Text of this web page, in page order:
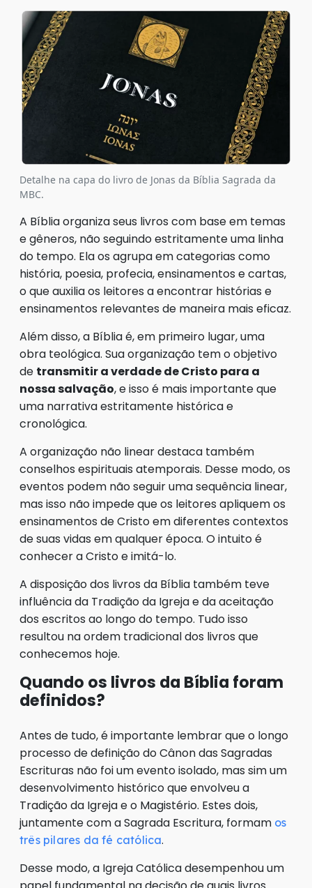
Detalhe na capa do livro de Jonas da Bíblia Sagrada da
MBC.
A Bíblia organiza seus livros com base em temas
e gêneros, não seguindo estritamente uma linha
do tempo. Ela os agrupa em categorias como
história, poesia, profecia, ensinamentos e cartas,
o que auxilia os leitores a encontrar histórias e
ensinamentos relevantes de maneira mais eficaz.
Além disso, a Bíblia é, em primeiro lugar, uma
obra teológica. Sua organização tem o objetivo
de transmitir a verdade de Cristo para a
nossa salvação, e isso é mais importante que
uma narrativa estritamente histórica e
cronológica.
A organização não linear destaca também
conselhos espirituais atemporais. Desse modo, os
eventos podem não seguir uma sequência linear,
mas isso não impede que os leitores apliquem os
ensinamentos de Cristo em diferentes contextos
de suas vidas em qualquer época. O intuito é
conhecer a Cristo e imitá-lo.
A disposição dos livros da Bíblia também teve
influência da Tradição da Igreja e da aceitação
dos escritos ao longo do tempo. Tudo isso
resultou na ordem tradicional dos livros que
conhecemos hoje.
Quando os livros da Bíblia foram
definidos?
Antes de tudo, é importante lembrar que o longo
processo de definição do Cânon das Sagradas
Escrituras não foi um evento isolado, mas sim um
desenvolvimento histórico que envolveu a
Tradição da Igreja e o Magistério. Estes dois,
juntamente com a Sagrada Escritura, formam os
três pilares da fé católica.
Desse modo, a Igreja Católica desempenhou um